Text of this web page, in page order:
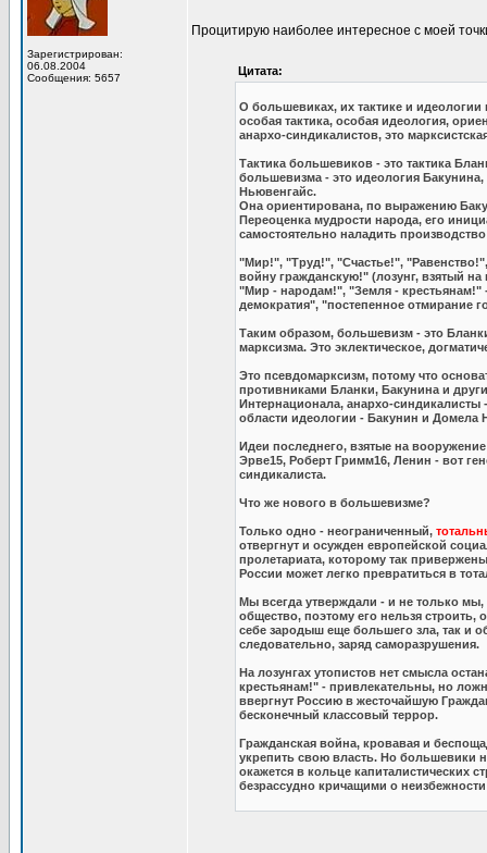
Зарегистрирован:
06.08.2004
Сообщения: 5657
Процитирую наиболее интересное с моей
Цитата:
О большевиках, их тактике и
особая тактика, особая идеология,
анархо-синдикалистов, это
Тактика большевиков - это тактика
большевизма - это идеология
Ньювенгайс.
Она ориентирована, по выражению
Переоценка мудрости народа, его
самостоятельно наладить
"Мир!", "Труд!", "Счастье!",
войну гражданскую!" (лозунг, взятый
"Мир - народам!", "Земля - крестьянам!" -
демократия", "постепенное отмирание
Таким образом, большевизм - это
марксизма. Это эклектическое,
Это псевдомарксизм, потому что
противниками Бланки, Бакунина и
Интернационала, анархо-синдикалисты
области идеологии - Бакунин и Домела
Идеи последнего, взятые на
Эрве15, Роберт Гримм16, Ленин - вот
синдикалиста.
Что же нового в большевизме?
Только одно - неограниченный,
отвергнут и осужден европейской
пролетариата, которому так
России может легко превратиться в
Мы всегда утверждали - и не только
общество, поэтому его нельзя строить,
себе зародыш еще большего зла, так и
следовательно, заряд саморазрушения.
На лозунгах утопистов нет смысла
крестьянам!" - привлекательны, но
ввергнут Россию в жесточайшую
бесконечный классовый террор.
Гражданская война, кровавая и
укрепить свою власть. Но большевики
окажется в кольце капиталистических
безрассудно кричащими о